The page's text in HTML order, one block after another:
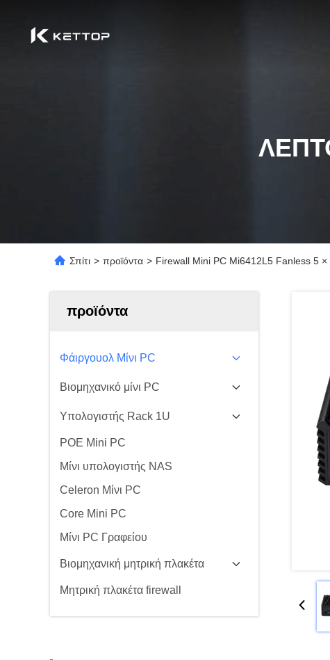
Σπίτι > προϊόντα > Firewall Mini PC Mi6412L5 Fanless 5
προϊόντα
Φάιργουολ Μίνι PC
Βιομηχανικό μίνι PC
Υπολογιστής Rack 1U
POE Mini PC
Μίνι υπολογιστής NAS
Celeron Μίνι PC
Core Mini PC
Μίνι PC Γραφείου
Βιομηχανική μητρική πλακέτα
Μητρική πλακέτα firewall